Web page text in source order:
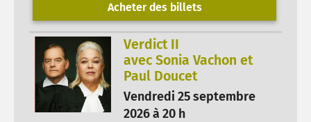
Acheter des billets
Verdict II
avec Sonia Vachon et
Paul Doucet
Vendredi 25 septembre
2026 à 20 h